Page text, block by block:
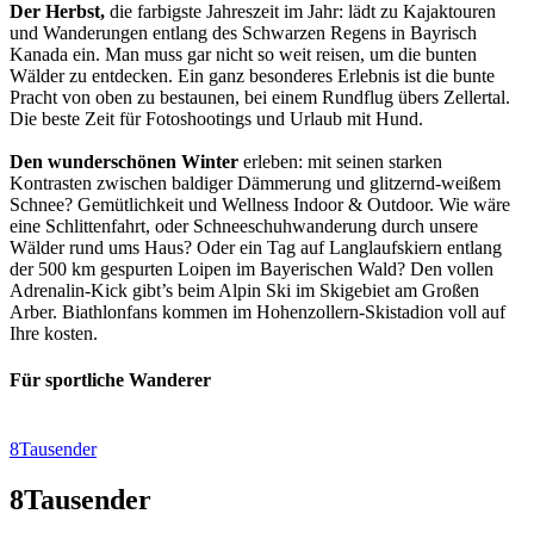
Der Herbst, die farbigste Jahreszeit im Jahr: lädt zu Kajaktouren
und Wanderungen entlang des Schwarzen Regens in Bayrisch
Kanada ein. Man muss gar nicht so weit reisen, um die bunten
Wälder zu entdecken. Ein ganz besonderes Erlebnis ist die bunte
Pracht von oben zu bestaunen, bei einem Rundflug übers Zellertal.
Die beste Zeit für Fotoshootings und Urlaub mit Hund.
Den wunderschönen Winter erleben: mit seinen starken
Kontrasten zwischen baldiger Dämmerung und glitzernd-weißem
Schnee? Gemütlichkeit und Wellness Indoor & Outdoor. Wie wäre
eine Schlittenfahrt, oder Schneeschuhwanderung durch unsere
Wälder rund ums Haus? Oder ein Tag auf Langlaufskiern entlang
der 500 km gespurten Loipen im Bayerischen Wald? Den vollen
Adrenalin-Kick gibt’s beim Alpin Ski im Skigebiet am Großen
Arber. Biathlonfans kommen im Hohenzollern-Skistadion voll auf
Ihre kosten.
Für sportliche Wanderer
8Tausender
8Tausender